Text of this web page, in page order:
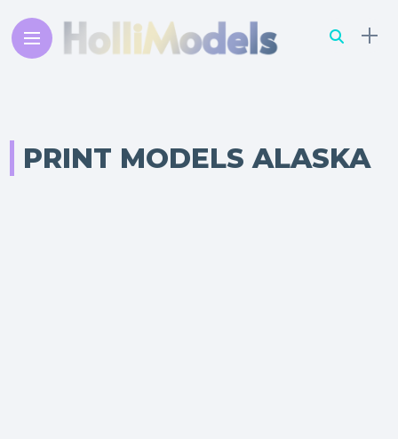
PRINT MODELS ALASKA